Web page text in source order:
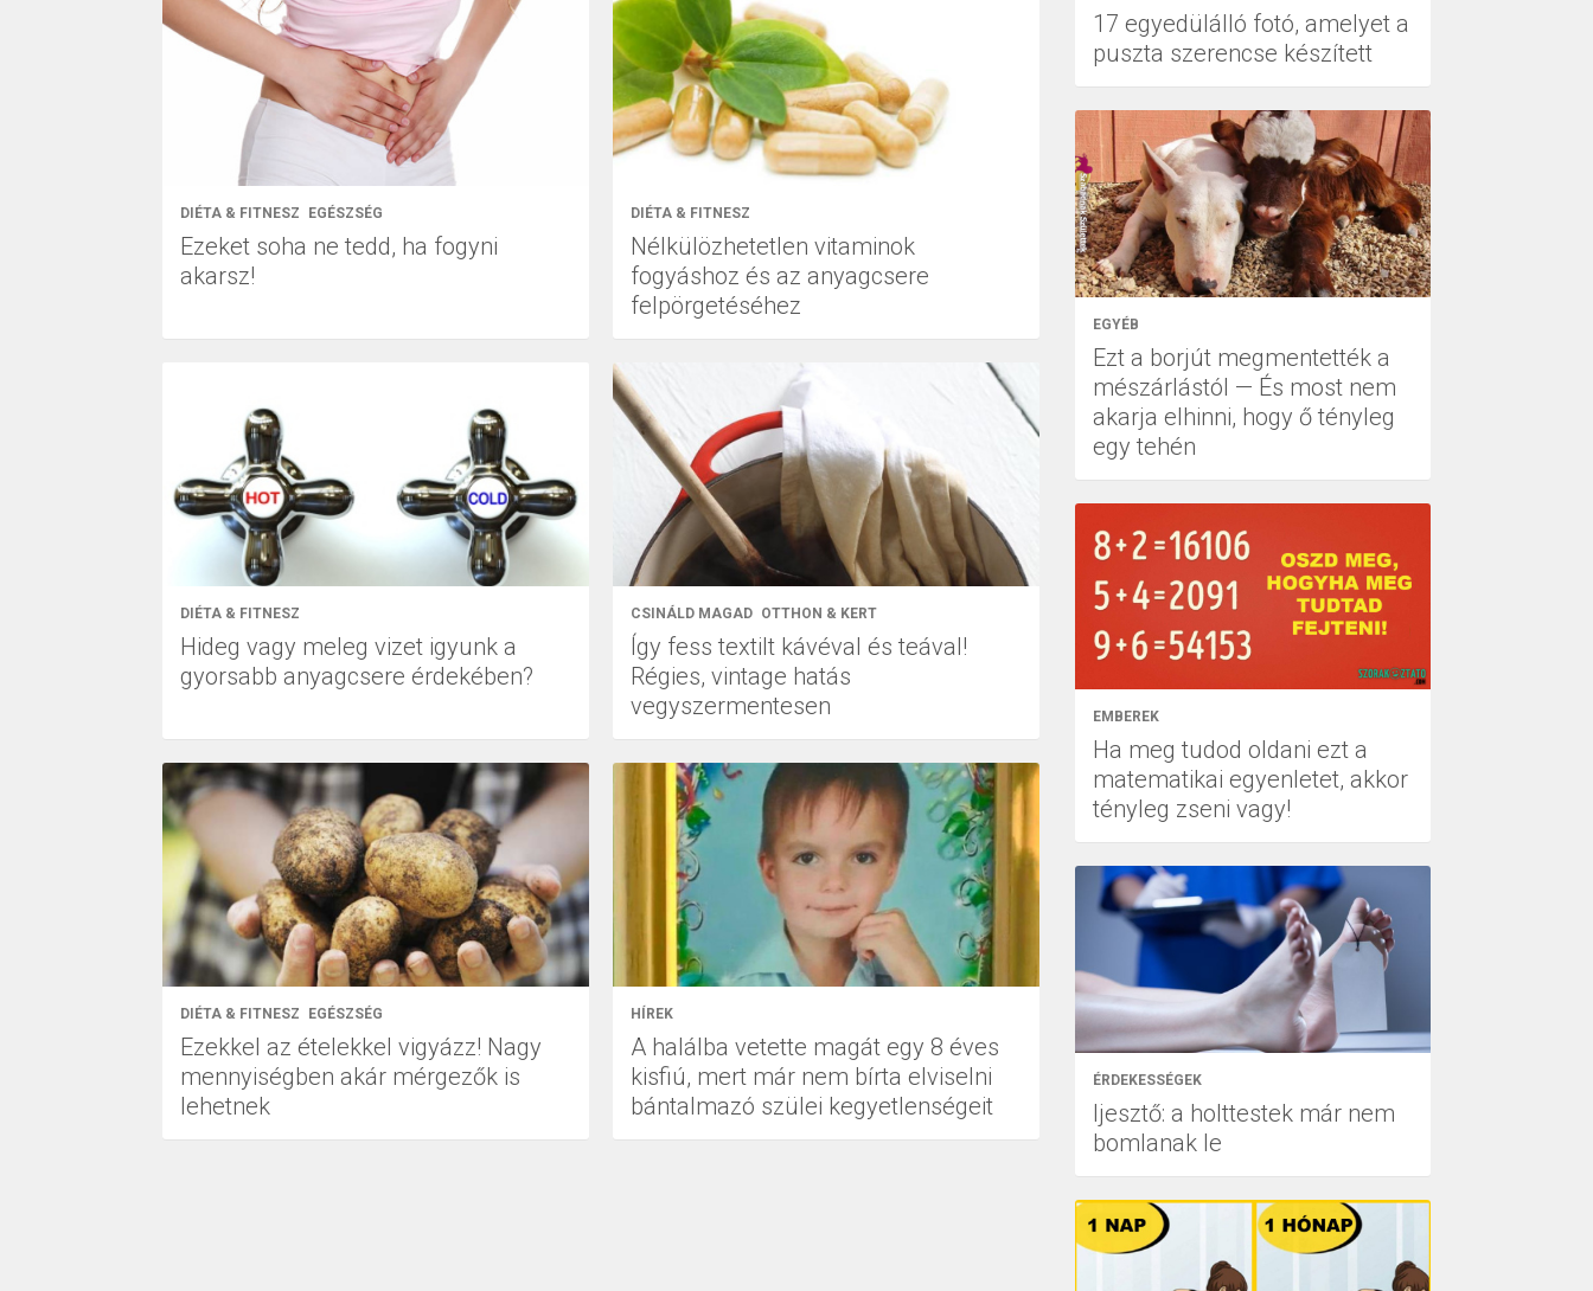
DIÉTA & FITNESZ EGÉSZSÉG
Ezeket soha ne tedd, ha fogyni
akarsz!
DIÉTA & FITNESZ
Nélkülözhetetlen vitaminok
fogyáshoz és az anyagcsere
felpörgetéséhez
DIÉTA & FITNESZ
Hideg vagy meleg vizet igyunk a
gyorsabb anyagcsere érdekében?
CSINÁLD MAGAD OTTHON & KERT
Így fess textilt kávéval és teával!
Régies, vintage hatás
vegyszermentesen
DIÉTA & FITNESZ EGÉSZSÉG
Ezekkel az ételekkel vigyázz! Nagy
mennyiségben akár mérgezők is
lehetnek
HÍREK
A halálba vetette magát egy 8 éves
kisfiú, mert már nem bírta elviselni
bántalmazó szülei kegyetlenségeit
17 egyedülálló fotó, amelyet a
puszta szerencse készített
EGYÉB
Ezt a borjút megmentették a
mészárlástól — És most nem
akarja elhinni, hogy ő tényleg
egy tehén
EMBEREK
Ha meg tudod oldani ezt a
matematikai egyenletet, akkor
tényleg zseni vagy!
ÉRDEKESSÉGEK
Ijesztő: a holttestek már nem
bomlanak le